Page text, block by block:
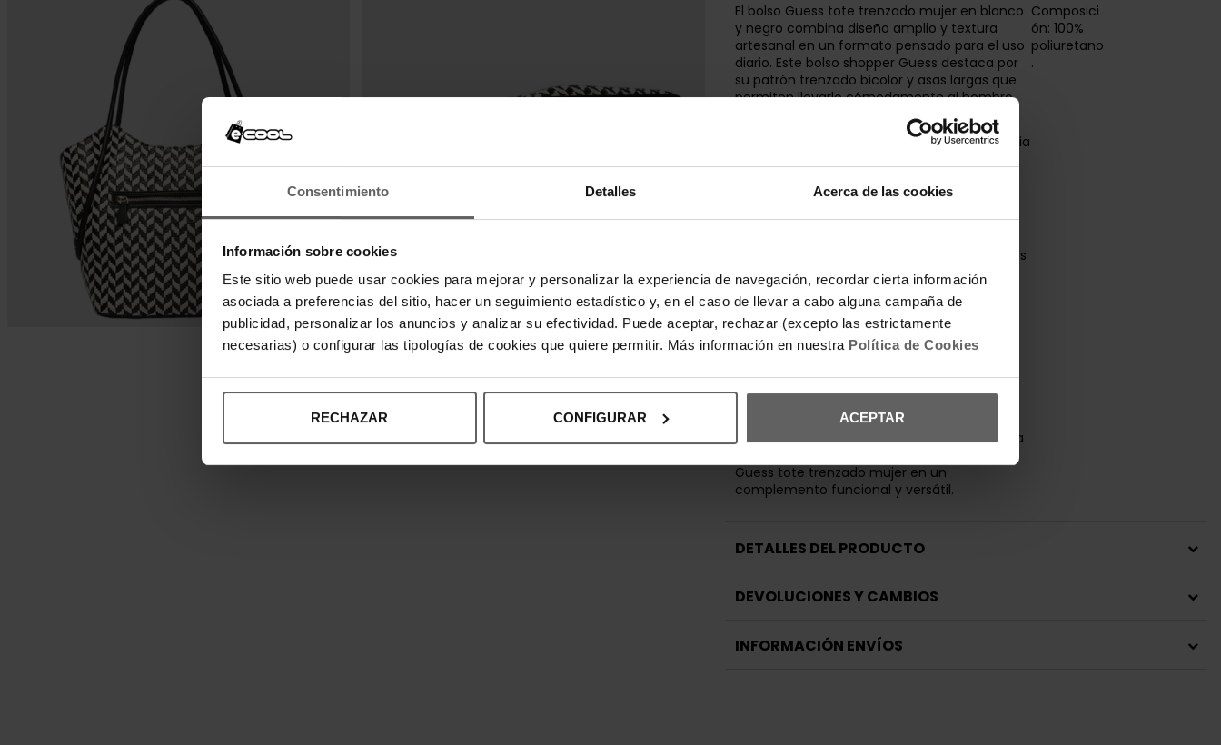
Consentimiento Detalles Acerca de las cookies
Información sobre cookies
Este sitio web puede usar cookies para mejorar y personalizar la experiencia de navegación, recordar cierta información
asociada a preferencias del sitio, hacer un seguimiento estadístico y, en el caso de llevar a cabo alguna campaña de
publicidad, personalizar los anuncios y analizar su efectividad. Puede aceptar, rechazar (excepto las estrictamente
necesarias) o configurar las tipologías de cookies que quiere permitir. Más información en nuestra Política de Cookies
RECHAZAR CONFIGURAR ACEPTAR
El bolso Guess tote trenzado mujer en blanco
y negro combina diseño amplio y textura
artesanal en un formato pensado para el uso
diario. Este bolso shopper Guess destaca por
su patrón trenzado bicolor y asas largas que
permiten llevarlo cómodamente al hombro.
El bolso Guess tote trenzado mujer presenta
exterior con tejido entrelazado de efecto rafia
refuerzan la estructura, mientras el neceser
Diseñado para jornadas urbanas, viajes cortos
o actividades cotidianas, este bolso Guess
tote trenzado mujer ofrece espacio amplio
para móvil, cartera, gafas de sol y otros
accesorios. El bolsillo exterior con cremallera
permite acceder rápidamente a objetos
veraniegos o estilismos urbanos. El diseño
trenzado en contraste blanco y negro aporta
Guess tote trenzado mujer en un
complemento funcional y versátil.
Composici
ón: 100%
poliuretano
.
DETALLES DEL PRODUCTO
DEVOLUCIONES Y CAMBIOS
INFORMACIÓN ENVÍOS